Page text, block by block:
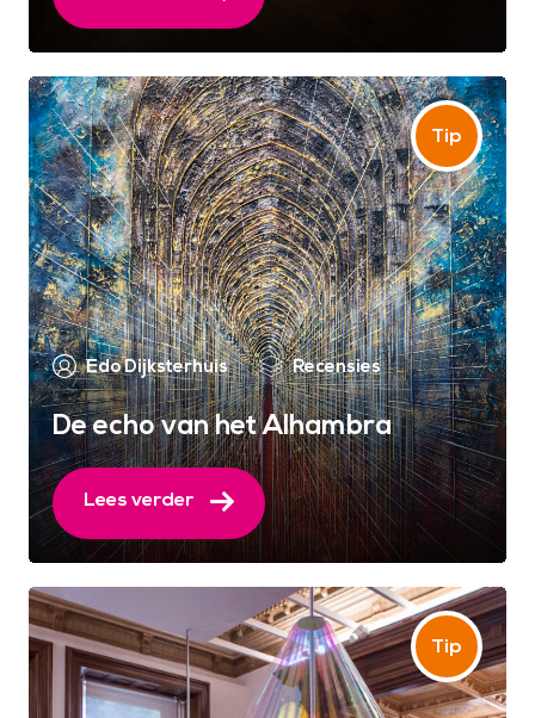
Edo Dijksterhuis Recensies
De echo van het Alhambra
Lees verder